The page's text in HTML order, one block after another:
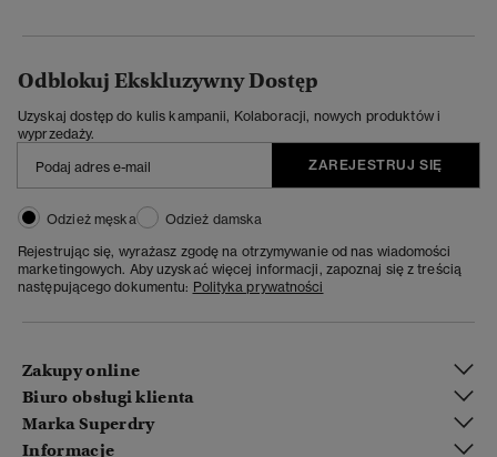
Odblokuj Ekskluzywny Dostęp
Uzyskaj dostęp do kulis kampanii, Kolaboracji, nowych produktów i
wyprzedaży.
ZAREJESTRUJ SIĘ
Odzież męska
Odzież damska
Rejestrując się, wyrażasz zgodę na otrzymywanie od nas wiadomości
marketingowych. Aby uzyskać więcej informacji, zapoznaj się z treścią
następującego dokumentu: Polityka prywatności
Zakupy online
Biuro obsługi klienta
Marka Superdry
Informacje